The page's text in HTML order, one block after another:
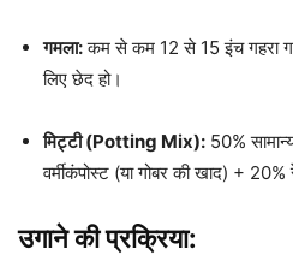
गमला:कम से कम 12 से 15 इंच गहरा
लिए छेद हो।
मिट्टी (Potting Mix): 50%
वर्मीकंपोस्ट (या गोबर की खाद) + 20%
उगाने की प्रक्रिया: